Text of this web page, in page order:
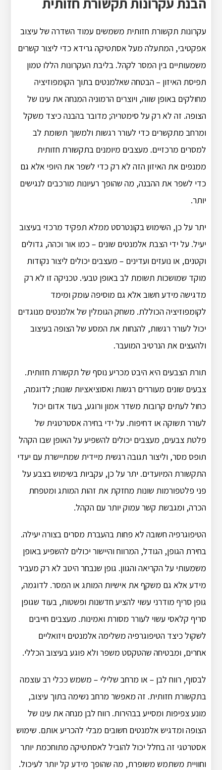
עקרונות תקשורת חזותית משמשים עמוד השדרה של עיצוב
אפקטיבי, המתעלה מעל אסתטיקה גרידא כדי ליצור קשרים
משמעותיים בין המסר לקהל. בליבת העקרונות הללו טמון
תפיסת האיזון – הבטחה שאלמנטים בתוך הקומפוזיציה
מחולקים באופן שווה, ויוצרים הרמוניה המנחה את עינו של
הצופה. זה לא רק על סימטריה; מדובר בהבנה כיצד משקל
ומרחב מתקשרים כדי לעורר רגשות ולמשוך תשומת לב
למסרים מרכזיים. מעצבים מיומנים בתקשורת חזותית
ממנפים את האיזון הזה לא רק כדי לשפר את היופי אלא גם
כדי לשפר את ההבנה, מה שהופך רעיונות מורכבים לנגישים
יותר.
יתר על כן, השימוש בקונטרסט ממלא תפקיד מרכזי בעיצוב
יעיל. על ידי הצבת אלמנטים שונים – כמו אור וכהה, גדולים
וקטנים, או נועזים ועדינים – מעצבים יכולים ליצור נקודות
מוקד שמושכות תשומת לב באופן טבעי. טכניקה זו לא רק
מדגישה מידע חשוב אלא גם מוסיפה עומק ומימד
לקומפוזיציה הכוללת. משחק הגומלין של אלמנטים מנוגדים
יכול לעורר רגשות, להנחות את המסע של הצופה בעיצוב
ולהעצים את הנרטיב המועבר.
תורת הצבעים היא היבט מכריע נוסף של תקשורת חזותית.
צבעים שונים מעוררים רגשות ואסוציאציות שונות; לדוגמה,
כחול לעתים קרובות משדר אמון ורוגע, בעוד אדום יכול
לעורר תשוקה או דחיפות. על ידי בחירה אסטרטגית של
פלטת צבעים, מעצבים יכולים להשפיע על האופן שבו הקהל
תופס מסר, וליצור תגובה רגשית מיידית שמתיישרת עם יעדי
התקשורת המיועדים. יתר על כן, עקביות בשימוש בצבע על
פני פלטפורמות שונות מחזקת את זהות המותג ומטפחת
הכרה, ומגבשת קשר עמוק יותר עם הקהל.
הטיפוגרפיה חשובה לא פחות בהעברת מסרים בצורה יעילה.
בחירת הגופן, הגודל, המרווח והיישור יכולים להשפיע באופן
משמעותי על הקריאה והגוון. גופן שנבחר היטב לא רק מעביר
מידע אלא גם משקף את אישיות המותג או המסר. לדוגמה,
גופן סריף מודרני עשוי להציע חדשנות ופשטות, בעוד שגופן
סריף קלאסי עשוי לעורר מסורת ואמינות. מעצבים חייבים
לשקול כיצד הטיפוגרפיה משלימה אלמנטים ויזואליים
אחרים, ומבטיחה שהטקסט משפר ולא פוגע בעיצוב הכללי.
לבסוף, רווח לבן – או מרחב שלילי – משמש ככלי רב עוצמה
בתקשורת חזותית. זה מאפשר מרחב נשימה בתוך עיצוב,
מונע צפיפות ומסייע בבהירות. רווח לבן מנחה את עינו של
הצופה ומדגיש אלמנטים חשובים מבלי להכריע אותם. שימוש
אסטרטגי זה בחלל יכול להוביל לאסתטיקה מתוחכמת יותר
וחוויית משתמש משופרת, מה שהופך מידע קל יותר לעיכול.